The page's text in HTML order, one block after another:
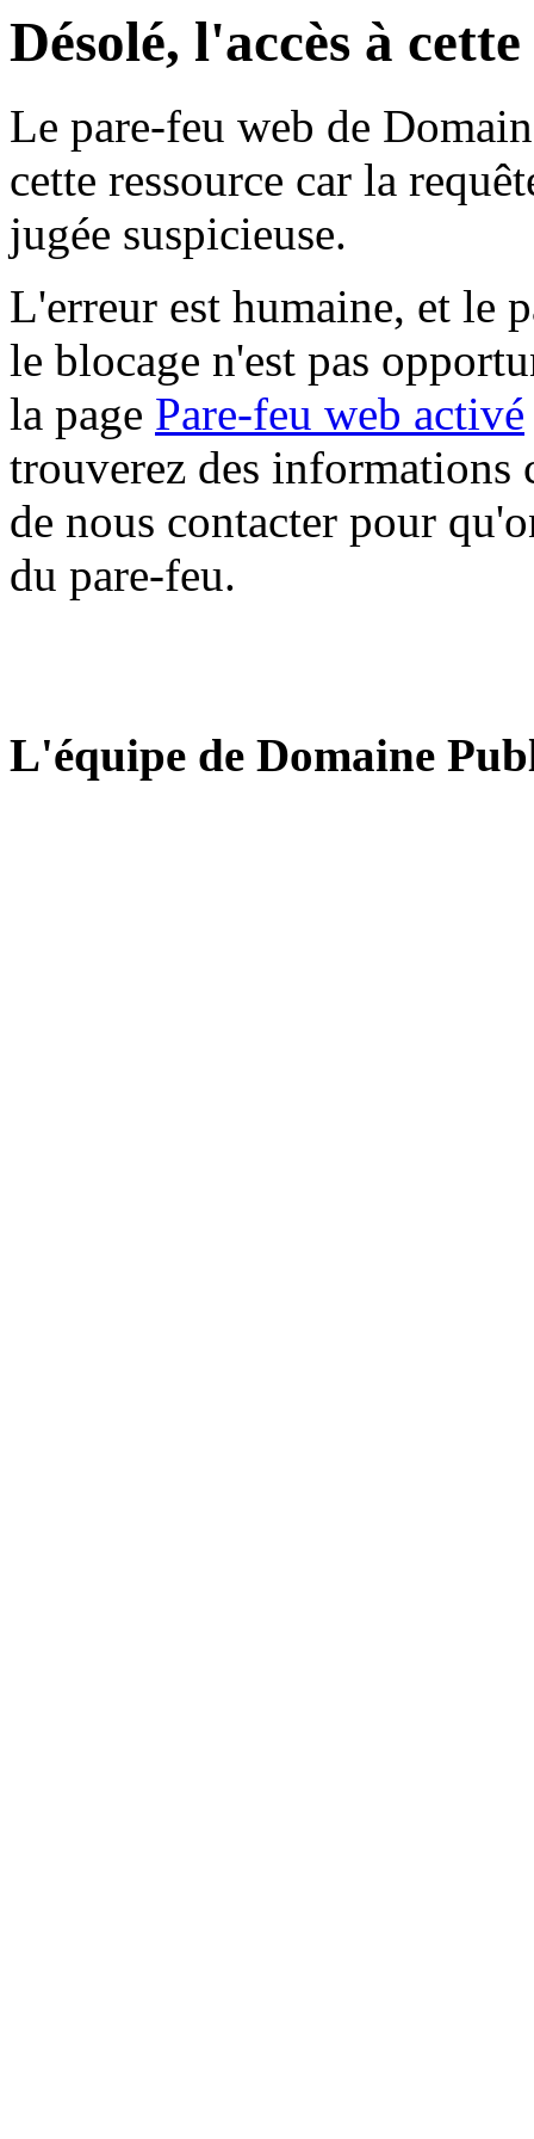
Désolé, l'accès à
Le pare-feu web de
cette ressource car la
jugée suspicieuse.
L'erreur est humaine, et le
le blocage n'est pas
la page Pare-feu web activé
trouverez des informations
de nous contacter pour
du pare-feu.
L'équipe de Domaine